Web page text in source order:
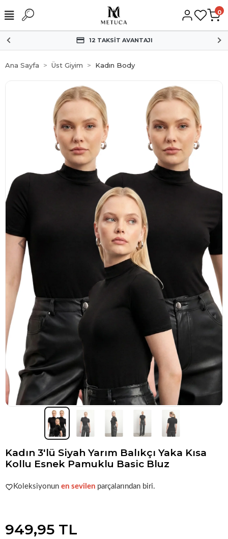
0
HIZLI KARGO
Ana Sayfa Üst Giyim Kadın Body
Kadın 3'lü Siyah Yarım Balıkçı Yaka Kısa
Kollu Esnek Pamuklu Basic Bluz
Acele et!Stoklar hızla azalıyor!
Koleksiyonun en sevilen parçalarından biri.
949,95 TL